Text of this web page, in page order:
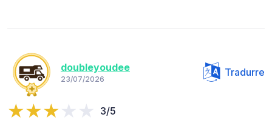
doubleyoudee
23/07/2026
Tradurre
3/5